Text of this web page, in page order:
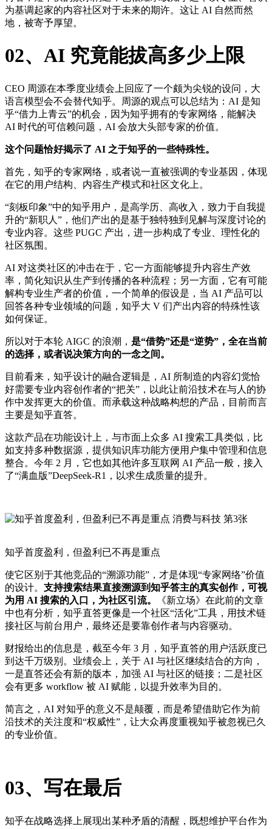
为基调起家的内容社区对于未来的期许。这让 AI 自然而然
地，被寄予厚望。
02、AI 究竟能拔高多少上限
CEO 周源在本季度业绩会上回应了一个颇为尖锐的设问，大
语言模型会不会替代知乎。周源的观点可以总结为：AI 是知
乎“借力上青云”的机会，因为知乎拥有的专家网络，能解决
AI 时代的可信赖问题，AI 会放大头部专家的价值。
这个问题恰好揭示了 AI 之于知乎的一些特殊性。
首先，知乎的专家网络，或者说一直被强调的专业基因，体现
在它的用户结构、内容生产模式和社区文化上。
“刻板印象”中的知乎用户，是高学历、高收入，致力于自我提
升的“新职人”，他们产出的是基于独特独到见解与深度讨论的
专业内容。这些 PUGC 产出，进一步构成了专业、理性化的
社区氛围。
AI 对这类社区的冲击在于，它一方面能够提升内容生产效
率，简化知识从生产到传播的各种流程；另一方面，它有可能
解构专业生产者的价值，一个简单的假设是，当 AI 产品可以
回答各种专业领域的问题，知乎大 V 们产出内容的特殊性该
如何保证。
所以对于本轮 AIGC 的浪潮， 是“借势”还是“逆势”，全在当前
的选择，或者说决策方向的一念之间。
目前看来，知乎设计的融合逻辑是，AI 所制造的内容幻觉恰
好需要专业内容创作者的“把关”，以此让前沿技术在与人的协
作中发挥更大的价值。而承载这种战略构想的产品，目前而言
主要是知乎直答。
这款产品在功能设计上，与市面上众多 AI 搜索工具类似，比
如支持多种数据源，提供知识库功能方便用户集中管理和信息
整合。今年 2 月，它也如其他许多互联网 AI 产品一般，接入
了“满血版”DeepSeek-R1，以求生成质量的提升。
知乎首度盈利，但盈利已不再是重点
使它区别于其他竞品的“溯源功能”，才是体现“专家网络”价值
的设计。 支持搜索结果直接溯源到知乎答主的真实创作，可视
为用 AI 搜索的入口，为社区引流。
《新立场》在此前的文章
中也有分析，知乎直答更像是一个社区“活化”工具，用技术链
接社区与前台用户，最终还是要靠创作者与内容驱动。
财报给出的信息是，截至今年 3 月，知乎直答的用户活跃度已
到达千万级别。业绩会上，关于 AI 与社区继续结合的方向，
一是直答还会有新的版本，加强 AI 与社区的链接；二是社区
会有更多 workflow 被 AI 赋能，以提升效率为目的。
简言之，AI 对知乎的意义不是颠覆，而是希望借助它作为前
沿技术的关注度和“权威性”，让大众再度重视知乎被忽视已久
的专业价值。
03、写在最后
知乎在战略选择上展现出某种矛盾的清醒，既想维护平台作为